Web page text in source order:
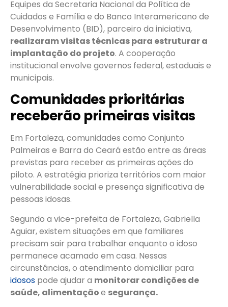
Equipes da Secretaria Nacional da Política de
Cuidados e Família e do Banco Interamericano de
Desenvolvimento (BID), parceiro da iniciativa,
realizaram visitas técnicas para estruturar a
implantação do projeto. A cooperação
institucional envolve governos federal, estaduais e
municipais.
Comunidades prioritárias
receberão primeiras visitas
Em Fortaleza, comunidades como Conjunto
Palmeiras e Barra do Ceará estão entre as áreas
previstas para receber as primeiras ações do
piloto. A estratégia prioriza territórios com maior
vulnerabilidade social e presença significativa de
pessoas idosas.
Segundo a vice-prefeita de Fortaleza, Gabriella
Aguiar, existem situações em que familiares
precisam sair para trabalhar enquanto o idoso
permanece acamado em casa. Nessas
circunstâncias, o atendimento domiciliar para
idosos pode ajudar a monitorar condições de
saúde, alimentaçãoe segurança.